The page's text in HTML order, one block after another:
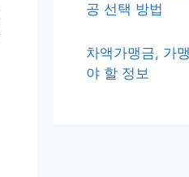
공 선택 방법
차액가맹금, 가
야 할 정보